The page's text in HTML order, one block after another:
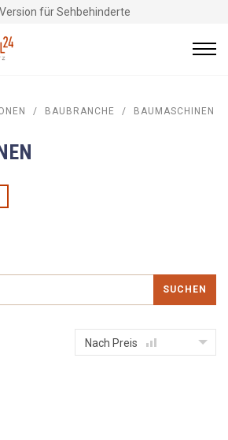
Version für Sehbehinderte
/ BAUBRANCHE / BAUMASCHINEN
SUCHEN
Nach Preis